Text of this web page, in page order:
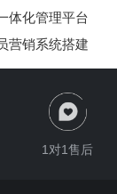
体化管理平台
营销系统搭建
1对1售后